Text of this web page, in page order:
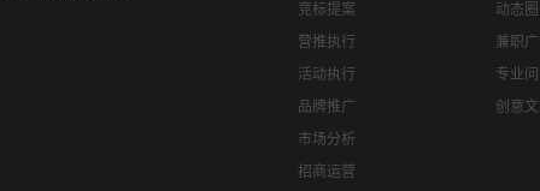
竞标提案
营推执行
活动执行
品牌推广
市场分析
招商运营
动态
兼职
专业
创意